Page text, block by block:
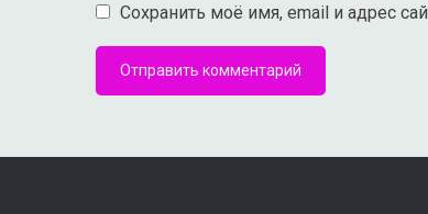
Сохранить моё имя, email и адрес